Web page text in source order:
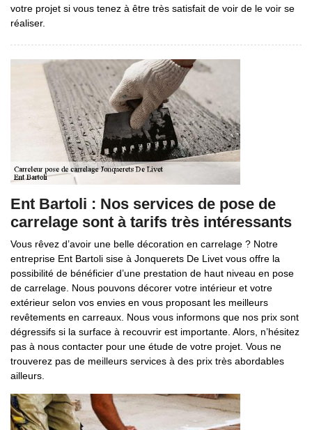
votre projet si vous tenez à être très satisfait de voir de le voir se
réaliser.
Ent Bartoli : Nos services de pose de
carrelage sont à tarifs très intéressants
Vous rêvez d’avoir une belle décoration en carrelage ? Notre
entreprise Ent Bartoli sise à Jonquerets De Livet vous offre la
possibilité de bénéficier d’une prestation de haut niveau en pose
de carrelage. Nous pouvons décorer votre intérieur et votre
extérieur selon vos envies en vous proposant les meilleurs
revêtements en carreaux. Nous vous informons que nos prix sont
dégressifs si la surface à recouvrir est importante. Alors, n’hésitez
pas à nous contacter pour une étude de votre projet. Vous ne
trouverez pas de meilleurs services à des prix très abordables
ailleurs.